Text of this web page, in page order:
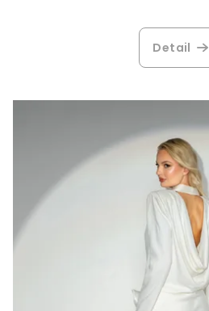
Detail